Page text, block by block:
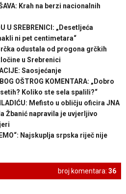
Krah na berzi nacionalnih
U SREBRENICI: „Desetljeća
ni pet centimetara“
odustala od progona grčkih
u Srebrenici
Saosjećanje
OŠTROG KOMENTARA: „Dobro
Koliko ste sela spalili?“
Mefisto u obličju oficira JNA
Žbanić napravila je uvjerljivo
Najskuplja srpska riječ nije
broj komentara: 36